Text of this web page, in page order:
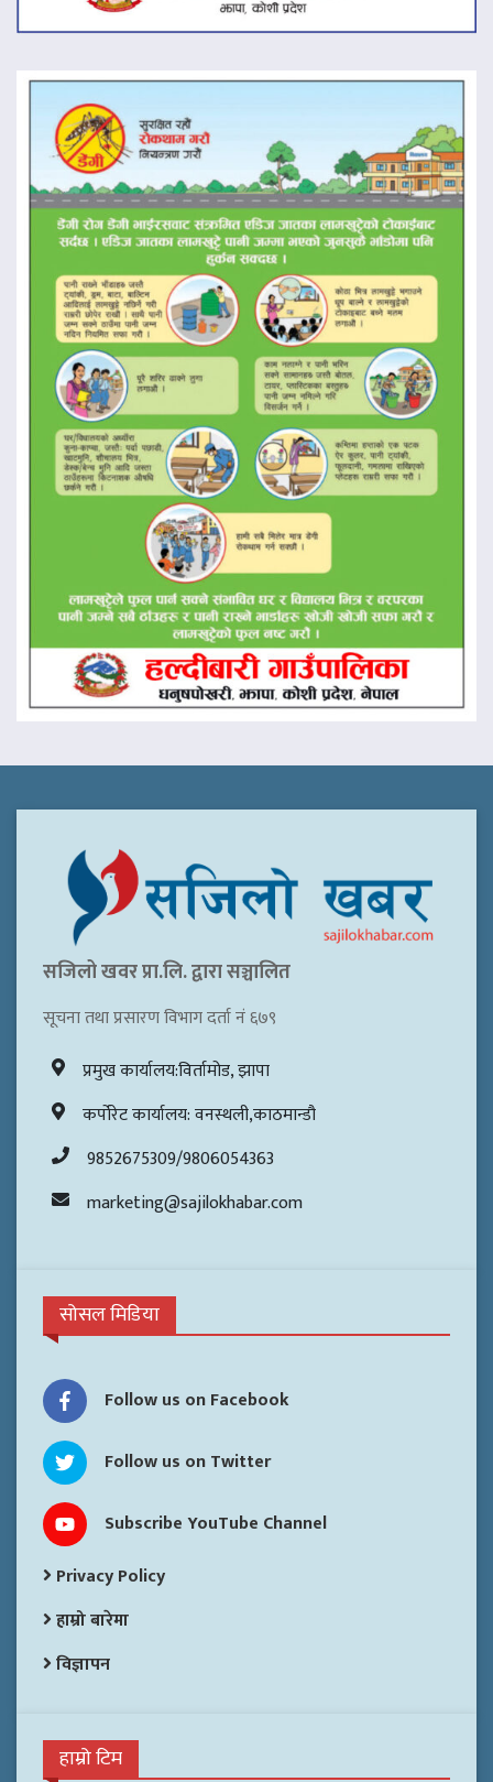
सजिलो खवर प्रा.लि. द्वारा सञ्चालित
सूचना तथा प्रसारण विभाग दर्ता नं ६७९
प्रमुख कार्यालय:विर्तामोड, झापा
कर्पोरेट कार्यालय: वनस्थली,काठमान्डौ
9852675309/9806054363
marketing@sajilokhabar.com
सोसल मिडिया
Follow us on Facebook
Follow us on Twitter
Subscribe YouTube Channel
Privacy Policy
हाम्रो बारेमा
विज्ञापन
हाम्रो टिम